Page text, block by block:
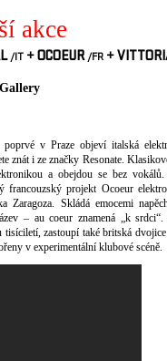
akce
/IT +OCOEUR/FR +
v Praze objeví italská
znát i ze značky Resonate.
a obejdou se bez
francouzský projekt Ocoeur
Zaragoza. Skládá emocemi
– au coeur znamená „k
zastoupí také britská
v experimentální klubové scéně.